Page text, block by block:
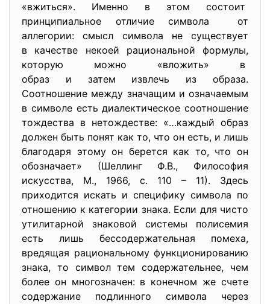
«вжиться». Именно в этом состоит
принципиальное отличие символа от
аллегории: смысл символа не существует
в качестве некоей рациональной формулы,
которую можно «вложить» в
образ и затем извлечь из образа.
Соотношение между значащим и означаемым
в символе есть диалектическое соотношение
тождества в нетождестве: «…каждый образ
должен быть понят как то, что он есть, и лишь
благодаря этому он берется как то, что он
обозначает» (Шеллинг Ф.В., Философия
искусства, М., 1966, с. 110 – 11). Здесь
приходится искать и специфику символа по
отношению к категории знака. Если для чисто
утилитарной знаковой системы полисемия
есть лишь бессодержательная помеха,
вредящая рациональному функционированию
знака, то символ тем содержательнее, чем
более он многозначен: в конечном же счете
содержание подлинного символа через